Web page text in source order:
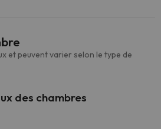
et peuvent varier selon le type de
des chambres